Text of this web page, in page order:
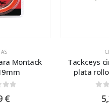
Montack
€
Tackceys
plata